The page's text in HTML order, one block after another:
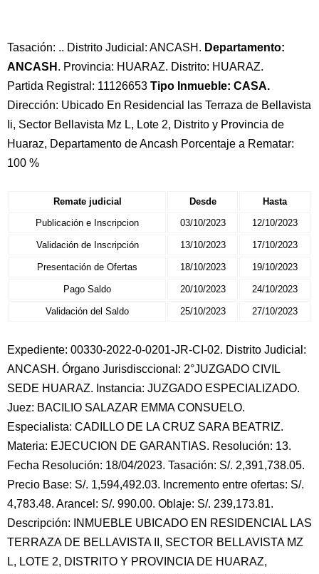
Tasación: .. Distrito Judicial: ANCASH. Departamento:
ANCASH . Provincia: HUARAZ. Distrito: HUARAZ.
Partida Registral: 11126653 Tipo Inmueble: CASA.
Dirección: Ubicado En Residencial las Terraza de Bellavista
Ii, Sector Bellavista Mz L, Lote 2, Distrito y Provincia de
Huaraz, Departamento de Ancash Porcentaje a Rematar:
100 %
Remate judicial Desde
Hasta
Publicación e Inscripcion
03/10/2023 12/10/2023
Validación de Inscripción 13/10/2023 17/10/2023
Presentación de Ofertas 18/10/2023 19/10/2023
Pago Saldo 20/10/2023 24/10/2023
Validación del Saldo 25/10/2023 27/10/2023
Expediente: 00330-2022-0-0201-JR-CI-02. Distrito Judicial:
ANCASH. Órgano Jurisdisccional: 2°JUZGADO CIVIL
SEDE HUARAZ. Instancia: JUZGADO ESPECIALIZADO.
Juez: BACILIO SALAZAR EMMA CONSUELO.
Especialista: CADILLO DE LA CRUZ SARA BEATRIZ.
Materia: EJECUCION DE GARANTIAS. Resolución: 13.
Fecha Resolución: 18/04/2023. Tasación: S/. 2,391,738.05.
Precio Base: S/. 1,594,492.03. Incremento entre ofertas: S/.
4,783.48. Arancel: S/. 990.00. Oblaje: S/. 239,173.81.
Descripción: INMUEBLE UBICADO EN RESIDENCIAL LAS
TERRAZA DE BELLAVISTA II, SECTOR BELLAVISTA MZ
L, LOTE 2, DISTRITO Y PROVINCIA DE HUARAZ,